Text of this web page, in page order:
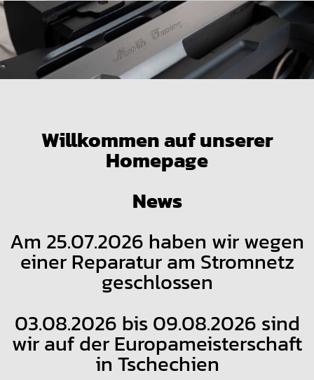
Willkommen auf unserer
Homepage
News
Am 25.07.2026 haben wir wegen
einer Reparatur am Stromnetz
geschlossen
03.08.2026 bis 09.08.2026 sind
wir auf der Europameisterschaft
in Tschechien